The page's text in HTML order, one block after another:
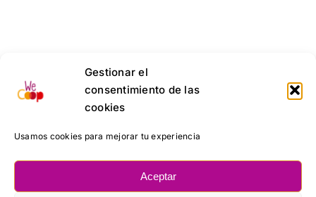
Gestionar el
consentimiento de las
cookies
Usamos cookies para mejorar tu experiencia
Aceptar